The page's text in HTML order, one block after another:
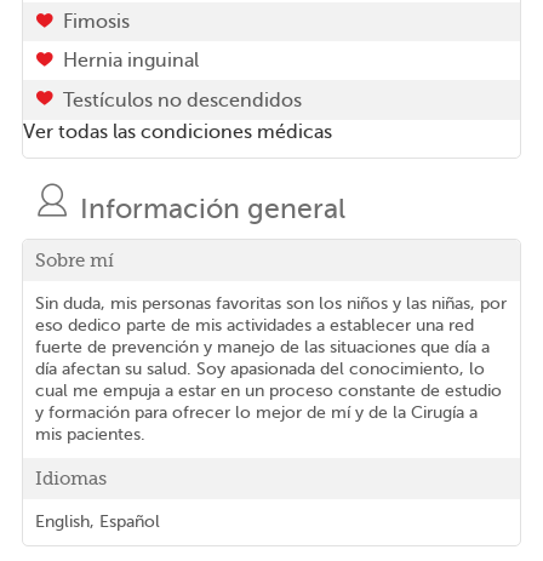
Fimosis
Hernia inguinal
Testículos no descendidos
Ver todas las condiciones médicas
Información general
Sobre mí
Sin duda, mis personas favoritas son los niños y las niñas, por
eso dedico parte de mis actividades a establecer una red
fuerte de prevención y manejo de las situaciones que día a
día afectan su salud. Soy apasionada del conocimiento, lo
cual me empuja a estar en un proceso constante de estudio
y formación para ofrecer lo mejor de mí y de la Cirugía a
mis pacientes.
Idiomas
English, Español